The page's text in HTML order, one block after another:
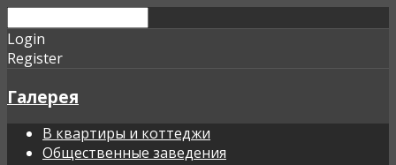
Login
Register
Галерея
В квартиры и коттеджи
Общественные заведения